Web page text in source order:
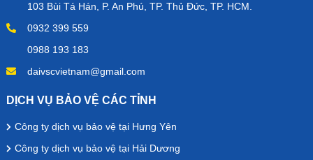
103 Bùi Tá Hán, P. An Phú, TP. Thủ Đức, TP. HCM.
0932 399 559
0988 193 183
daivscvietnam@gmail.com
DỊCH VỤ BẢO VỆ CÁC TỈNH
Công ty dịch vụ bảo vệ tại Hưng Yên
Công ty dịch vụ bảo vệ tại Hải Dương